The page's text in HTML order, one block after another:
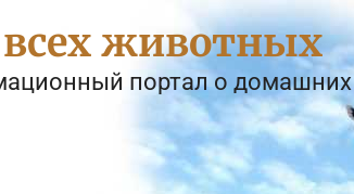
животных
портал о